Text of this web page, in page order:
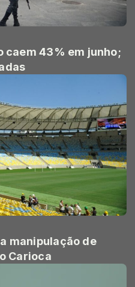
caem 43% em junho;
manipulação de
Carioca